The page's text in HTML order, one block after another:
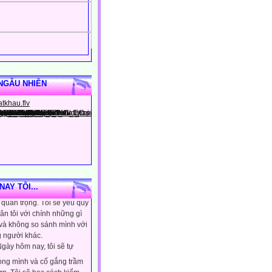
NHIÊN
TÔI...
là người đặc biệt, một
trọng. Tôi sẽ yêu quý
tôi với chính những gì
không so sánh mình với
người khác.
hôm nay, tôi sẽ tự
mình và cố gắng trầm
Tôi sẽ học cách kiểm